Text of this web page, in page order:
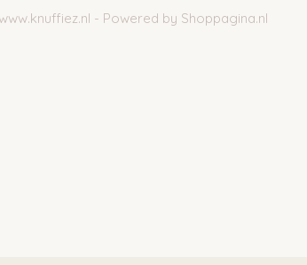
- Powered by Shoppagina.nl